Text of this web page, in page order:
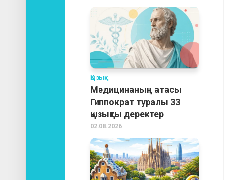
Қызық
Медицинаның атасы
Гиппократ туралы 33
қызықты деректер
02.08.2026